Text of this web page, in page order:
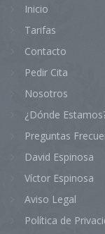
Inicio
Tarifas
Contacto
Pedir Cita
Nosotros
¿Dónde
Preguntas
David Espinosa
Víctor Espinosa
Aviso Legal
Política de